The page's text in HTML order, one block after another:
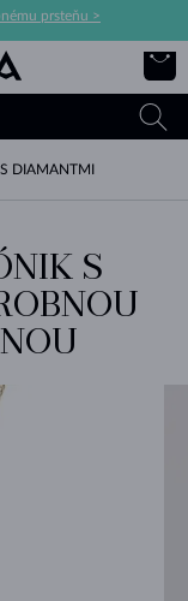
prsteňu >
DIAMANTMI
S